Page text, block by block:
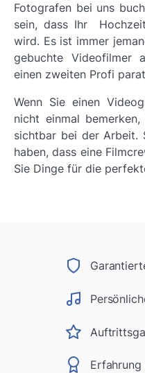
Fotografen bei uns
sein, dass Ihr
wird. Es ist immer
gebuchte Videofilmer
einen zweiten Profi
Wenn Sie einen
nicht einmal
sichtbar bei der Arbeit.
haben, dass eine
Sie Dinge für die